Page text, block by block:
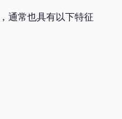
通常也具有以下特征